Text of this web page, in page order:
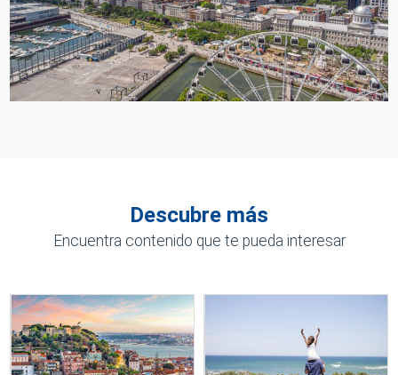
Descubre más
Encuentra contenido que te pueda interesar